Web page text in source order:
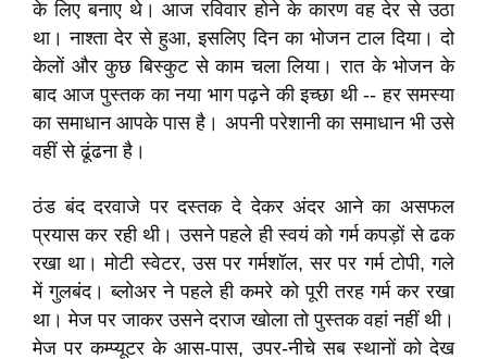
के लिए बनाए थे। आज रविवार होने के कारण वह देर से उठा
था। नाश्ता देर से हुआ, इसलिए दिन का भोजन टाल दिया। दो
केलों और कुछ बिस्कुट से काम चला लिया। रात के भोजन के
बाद आज पुस्तक का नया भाग पढ़ने की इच्छा थी -- हर समस्या
का समाधान आपके पास है। अपनी परेशानी का समाधान भी उसे
वहीं से ढूंढना है।
ठंड बंद दरवाजे पर दस्तक दे देकर अंदर आने का असफल
प्रयास कर रही थी। उसने पहले ही स्वयं को गर्म कपड़ों से ढक
रखा था। मोटी स्वेटर, उस पर गर्मशॉल, सर पर गर्म टोपी, गले
में गुलबंद। ब्लोअर ने पहले ही कमरे को पूरी तरह गर्म कर रखा
था। मेज पर जाकर उसने दराज खोला तो पुस्तक वहां नहीं थी।
मेज पर कम्प्यूटर के आस-पास, उपर-नीचे सब स्थानों को देख